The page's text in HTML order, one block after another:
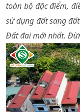
toàn bộ đặc điểm,
sử dụng đất sang
Đất đai mới nhất.